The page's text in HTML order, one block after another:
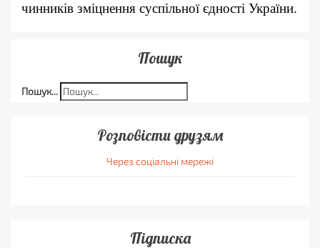
чинників зміцнення суспільної єдності України.
Пошук
Пошук...
Розповісти друзям
Через соціальні мережі
Підписка